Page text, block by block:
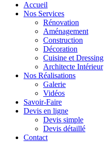
Accueil
Nos Services
Rénovation
Aménagement
Construction
Décoration
Cuisine et Dressing
Architecte Intérieur
Nos Réalisations
Galerie
Vidéos
Savoir-Faire
Devis en ligne
Devis simple
Devis détaillé
Contact